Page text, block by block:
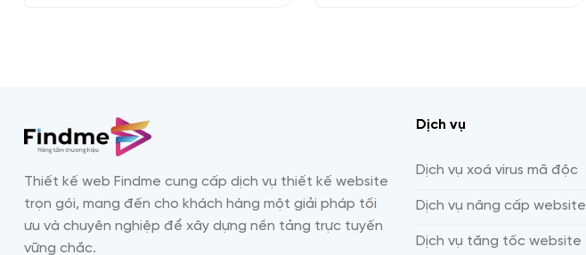
Thiết kế web Findme cung cấp dịch vụ thiết kế website
trọn gói, mang đến cho khách hàng một giải pháp tối
ưu và chuyên nghiệp để xây dựng nền tảng trực tuyến
vững chắc.
Dịch vụ
Dịch vụ xoá virus mã độc
Dịch vụ nâng cấp website
Dịch vụ tăng tốc website